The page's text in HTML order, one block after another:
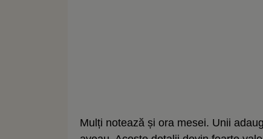
Mulți notează și ora mesei. Unii